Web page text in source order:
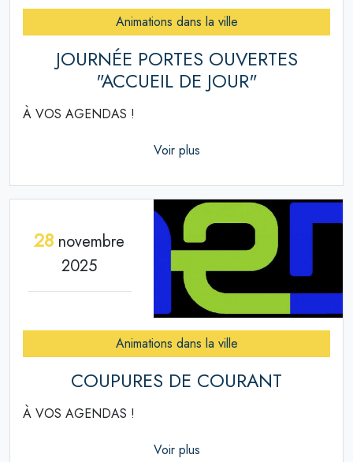
Animations dans la ville
JOURNÉE PORTES OUVERTES
"ACCUEIL DE JOUR"
À VOS AGENDAS !
Voir plus
28 novembre
2025
Animations dans la ville
COUPURES DE COURANT
À VOS AGENDAS !
Voir plus